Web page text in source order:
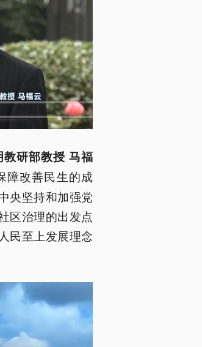
研部教授 马福
障改善民生的成
央坚持和加强党
区治理的出发点
民至上发展理念